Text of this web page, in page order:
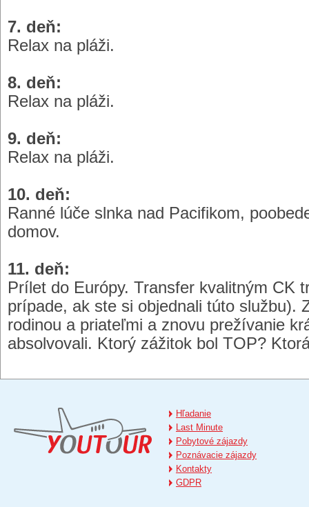
7. deň:
Relax na pláži.
8. deň:
Relax na pláži.
9. deň:
Relax na pláži.
10. deň:
Ranné lúče slnka nad Pacifikom,
domov.
11. deň:
Prílet do Európy. Transfer kvalitným CK
prípade, ak ste si objednali túto službu).
rodinou a priateľmi a znovu prežívanie
absolvovali. Ktorý zážitok bol TOP?
Hľadanie
Last Minute
Pobytové zájazdy
Poznávacie zájazdy
Kontakty
GDPR